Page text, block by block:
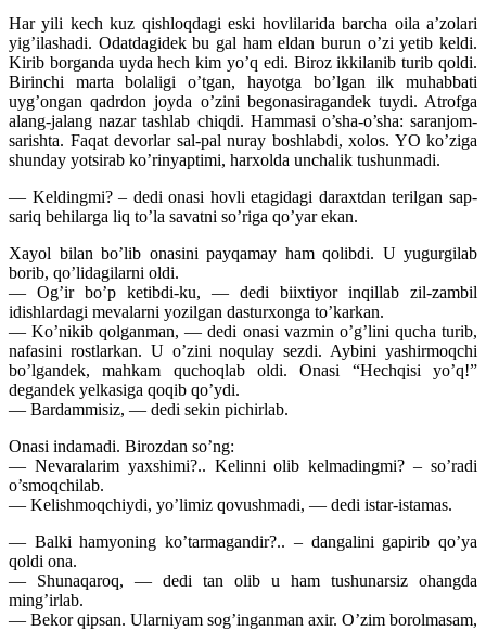
Har yili kech kuz qishloqdagi eski hovlilarida barcha oila a’zolari
yig’ilashadi. Odatdagidek bu gal ham eldan burun o’zi yetib keldi.
Kirib borganda uyda hech kim yo’q edi. Biroz ikkilanib turib qoldi.
Birinchi marta bolaligi o’tgan, hayotga bo’lgan ilk muhabbati
uyg’ongan qadrdon joyda o’zini begonasiragandek tuydi. Atrofga
alang-jalang nazar tashlab chiqdi. Hammasi o’sha-o’sha: saranjom-
sarishta. Faqat devorlar sal-pal nuray boshlabdi, xolos. YO ko’ziga
shunday yotsirab ko’rinyaptimi, harxolda unchalik tushunmadi.
— Keldingmi? – dedi onasi hovli etagidagi daraxtdan terilgan sap-
sariq behilarga liq to’la savatni so’riga qo’yar ekan.
Xayol bilan bo’lib onasini payqamay ham qolibdi. U yugurgilab
borib, qo’lidagilarni oldi.
— Og’ir bo’p ketibdi-ku, — dedi biixtiyor inqillab zil-zambil
idishlardagi mevalarni yozilgan dasturxonga to’karkan.
— Ko’nikib qolganman, — dedi onasi vazmin o’g’lini qucha turib,
nafasini rostlarkan. U o’zini noqulay sezdi. Aybini yashirmoqchi
bo’lgandek, mahkam quchoqlab oldi. Onasi “Hechqisi yo’q!”
degandek yelkasiga qoqib qo’ydi.
— Bardammisiz, — dedi sekin pichirlab.
Onasi indamadi. Birozdan so’ng:
— Nevaralarim yaxshimi?.. Kelinni olib kelmadingmi? – so’radi
o’smoqchilab.
— Kelishmoqchiydi, yo’limiz qovushmadi, — dedi istar-istamas.
— Balki hamyoning ko’tarmagandir?.. – dangalini gapirib qo’ya
qoldi ona.
— Shunaqaroq, — dedi tan olib u ham tushunarsiz ohangda
ming’irlab.
— Bekor qipsan. Ularniyam sog’inganman axir. O’zim borolmasam,